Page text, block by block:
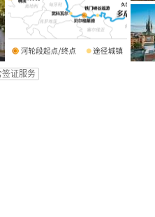
签证服务